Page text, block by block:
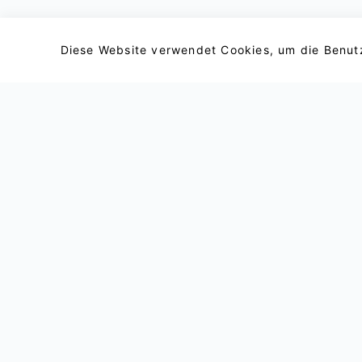
Diese Website verwendet Cookies, um die